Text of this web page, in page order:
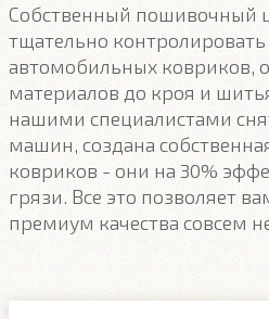
Собственный пошивочный
тщательно контролировать
автомобильных ковриков,
материалов до кроя и
нашими специалистами
машин, создана
ковриков - они на 30%
грязи. Все это позволяет
премиум качества совсем